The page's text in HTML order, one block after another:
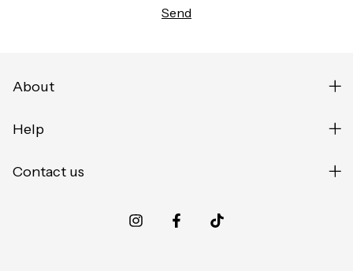
About
Help
Contact us